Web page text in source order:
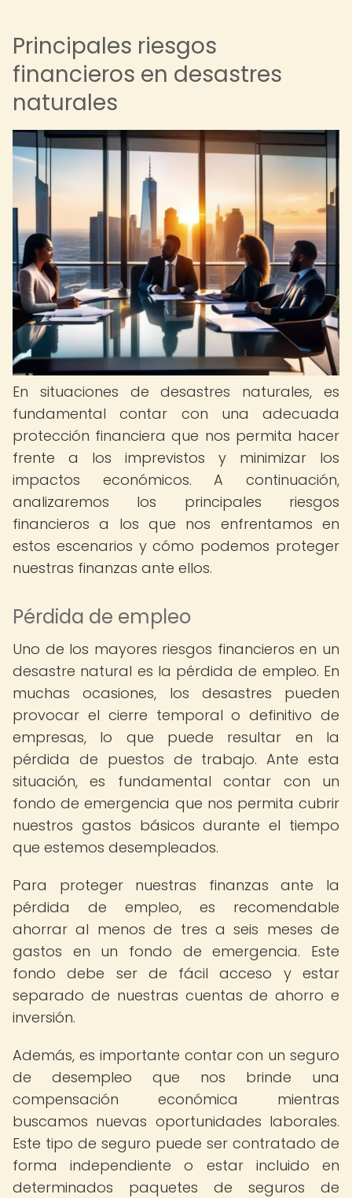
Principales riesgos
financieros en desastres
naturales
En situaciones de desastres naturales, es
fundamental contar con una adecuada
protección financiera que nos permita hacer
frente a los imprevistos y minimizar los
impactos económicos. A continuación,
analizaremos los principales riesgos
financieros a los que nos enfrentamos en
estos escenarios y cómo podemos proteger
nuestras finanzas ante ellos.
Pérdida de empleo
Uno de los mayores riesgos financieros en un
desastre natural es la pérdida de empleo. En
muchas ocasiones, los desastres pueden
provocar el cierre temporal o definitivo de
empresas, lo que puede resultar en la
pérdida de puestos de trabajo. Ante esta
situación, es fundamental contar con un
fondo de emergencia que nos permita cubrir
nuestros gastos básicos durante el tiempo
que estemos desempleados.
Para proteger nuestras finanzas ante la
pérdida de empleo, es recomendable
ahorrar al menos de tres a seis meses de
gastos en un fondo de emergencia. Este
fondo debe ser de fácil acceso y estar
separado de nuestras cuentas de ahorro e
inversión.
Además, es importante contar con un seguro
de desempleo que nos brinde una
compensación económica mientras
buscamos nuevas oportunidades laborales.
Este tipo de seguro puede ser contratado de
forma independiente o estar incluido en
determinados paquetes de seguros de